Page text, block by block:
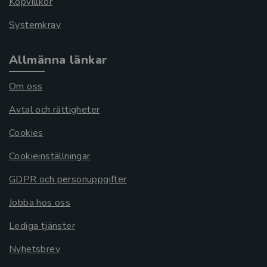
Systemkrav
Allmänna länkar
Om oss
Avtal och rättigheter
Cookies
Cookieinställningar
GDPR och personuppgifter
Jobba hos oss
Lediga tjänster
Nyhetsbrev